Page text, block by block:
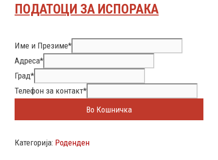
ПОДАТОЦИ ЗА ИСПОРАКА
Име и Презиме*
Адреса*
Град*
Телефон за контакт*
Во Кошничка
Категорија: Роденден